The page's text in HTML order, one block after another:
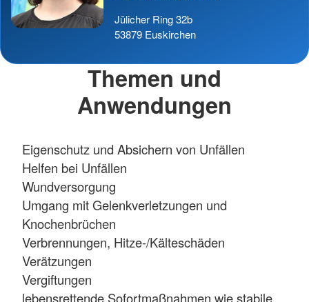
Jülicher Ring 32b
53879 Euskirchen
Themen und
Anwendungen
Eigenschutz und Absichern von Unfällen
Helfen bei Unfällen
Wundversorgung
Umgang mit Gelenkverletzungen und
Knochenbrüchen
Verbrennungen, Hitze-/Kälteschäden
Verätzungen
Vergiftungen
lebensrettende Sofortmaßnahmen wie stabile